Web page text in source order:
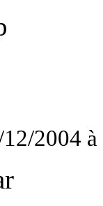
2004